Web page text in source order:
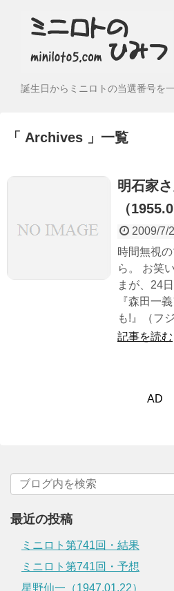
誕生日からミニロトの当選番号を
Archives 一覧
明石家
（
2009/7/
時間無視
ら。 お笑
まが、24
『森田一
も!』（フ
記事を読む
AD
最近の投稿
ミニロト第741回・結果
ミニロト第741回・予想
星野仙一（1947.01.22）